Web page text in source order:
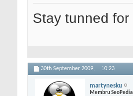
Stay tunned for
30th September 2009, 10:23
martynesku
Membru SeoPedia